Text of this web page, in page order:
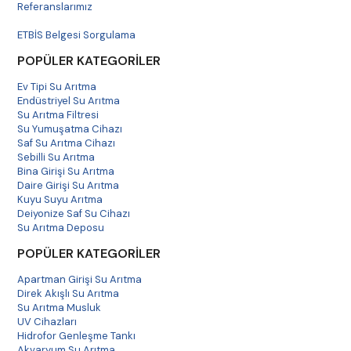
Alkalin filtreler, genellikle
cihazlarındaveofis su arıtma sistemlerinde
salonlarıverestoranlargibi alkali suya önem veren
yerlerde de tercih edilmektedir. Bu filtreler, özellikle sağlıklı
içme suyu elde etmek isteyen bireyler ve işletmeler
tarafından yaygın olarak kullanılır.
Alkalin Filtrelerin Kullanım Alanları:
Ev Tipi Su Arıtma Cihazları
yararlanmak isteyen ev kullanıcıları için ideal bir
çözümdür. Evlerde mutfak tezgahı altına veya tezgah
üstüne monte edilebilen su arıtma cihazlarına eklenir.
Ofisler: Çalışanlara sağlıklı ve alkali su sağlamak isteyen
Restoranlar ve Kafeler
için su arıtma cihazlarında alkalin filtreler kullanılır.
Sağlıklı Yaşam Merkezleri ve Spor Salonları
suyun sağlığa faydaları nedeniyle bu merkezlerde de
Referanslarımız
ETBİS Belgesi Sorgulama
POPÜLER KATEGORİLER
Ev Tipi Su Arıtma
Endüstriyel Su Arıtma
Su Arıtma Filtresi
Su Yumuşatma Cihazı
Saf Su Arıtma Cihazı
Sebilli Su Arıtma
Bina Girişi Su Arıtma
Daire Girişi Su Arıtma
Kuyu Suyu Arıtma
Deiyonize Saf Su Cihazı
Su Arıtma Deposu
POPÜLER KATEGORİLER
Apartman Girişi Su Arıtma
Direk Akışlı Su Arıtma
Su Arıtma Musluk
UV Cihazları
Hidrofor Genleşme Tankı